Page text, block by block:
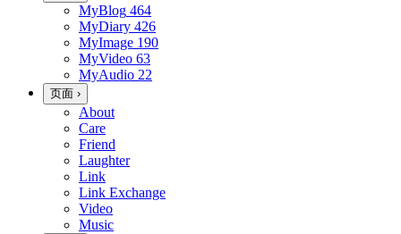
MyBlog 464
MyDiary 426
MyImage 190
MyVideo 63
MyAudio 22
页面 ›
About
Care
Friend
Laughter
Link
Link Exchange
Video
Music